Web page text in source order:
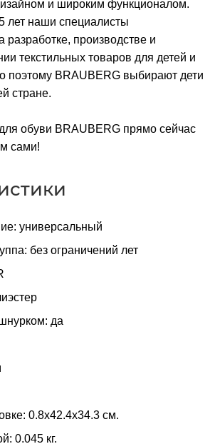
и широким функционалом.
лет наши специалисты
разработке, производстве и
текстильных товаров для детей и
поэтому BRAUBERG выбирают дети
стране.
обуви BRAUBERG прямо сейчас
сами!
универсальный
без ограничений лет
да
0.8x42.4x34.3 см.
0.045 кг.